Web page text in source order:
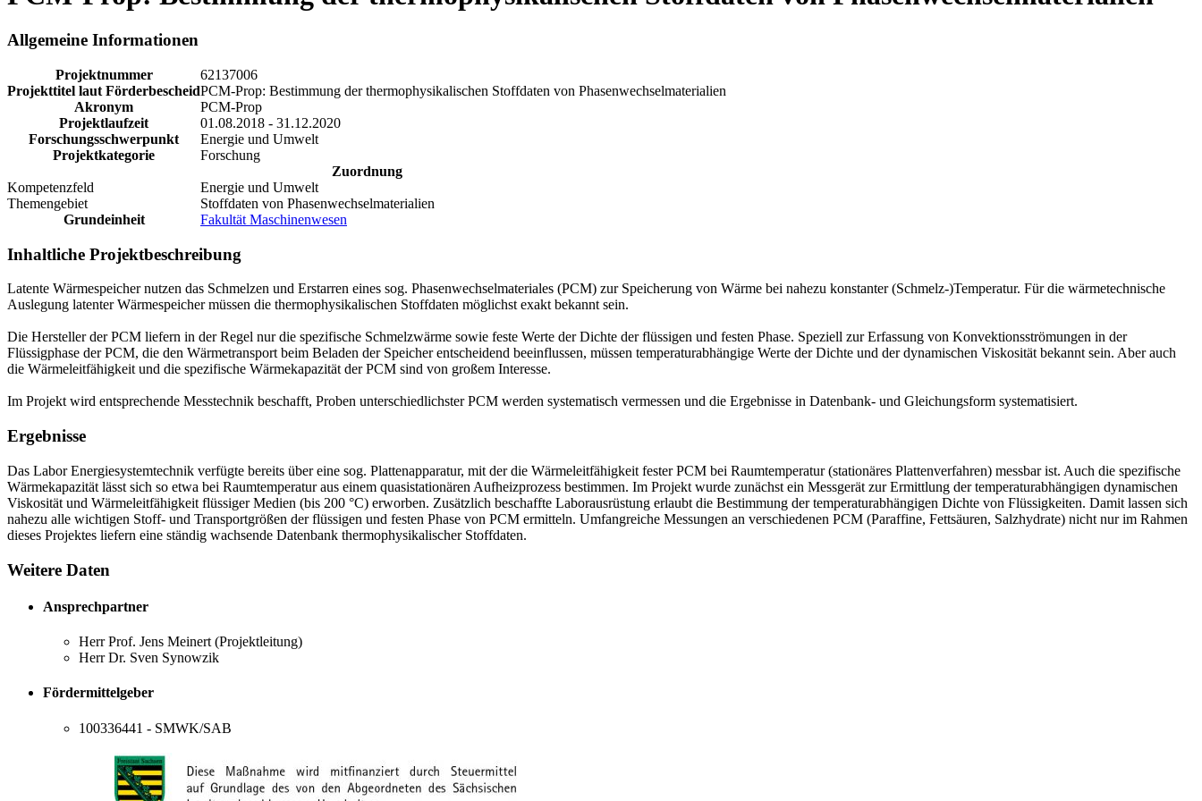
Allgemeine Informationen
Projektnummer
62137006
Projekttitel laut FörderbescheidPCM-Prop: Bestimmung der thermophysikalischen Stoffdaten von Phasenwechselmaterialien
Akronym
PCM-Prop
Projektlaufzeit
01.08.2018 - 31.12.2020
Forschungsschwerpunkt
Energie und Umwelt
Projektkategorie
Forschung
Zuordnung
Kompetenzfeld
Energie und Umwelt
Themengebiet
Stoffdaten von Phasenwechselmaterialien
Grundeinheit
Fakultät Maschinenwesen
Inhaltliche Projektbeschreibung
Latente Wärmespeicher nutzen das Schmelzen und Erstarren eines sog. Phasenwechselmateriales (PCM) zur Speicherung von Wärme bei nahezu konstanter (Schmelz-)Temperatur. Für die wärmetechnische
Auslegung latenter Wärmespeicher müssen die thermophysikalischen Stoffdaten möglichst exakt bekannt sein.
Die Hersteller der PCM liefern in der Regel nur die spezifische Schmelzwärme sowie feste Werte der Dichte der flüssigen und festen Phase. Speziell zur Erfassung von Konvektionsströmungen in der
Flüssigphase der PCM, die den Wärmetransport beim Beladen der Speicher entscheidend beeinflussen, müssen temperaturabhängige Werte der Dichte und der dynamischen Viskosität bekannt sein. Aber auch
die Wärmeleitfähigkeit und die spezifische Wärmekapazität der PCM sind von großem Interesse.
Im Projekt wird entsprechende Messtechnik beschafft, Proben unterschiedlichster PCM werden systematisch vermessen und die Ergebnisse in Datenbank- und Gleichungsform systematisiert.
Ergebnisse
Das Labor Energiesystemtechnik verfügte bereits über eine sog. Plattenapparatur, mit der die Wärmeleitfähigkeit fester PCM bei Raumtemperatur (stationäres Plattenverfahren) messbar ist. Auch die spezifische
Wärmekapazität lässt sich so etwa bei Raumtemperatur aus einem quasistationären Aufheizprozess bestimmen. Im Projekt wurde zunächst ein Messgerät zur Ermittlung der temperaturabhängigen dynamischen
Viskosität und Wärmeleitfähigkeit flüssiger Medien (bis 200 °C) erworben. Zusätzlich beschaffte Laborausrüstung erlaubt die Bestimmung der temperaturabhängigen Dichte von Flüssigkeiten. Damit lassen sich
nahezu alle wichtigen Stoff- und Transportgrößen der flüssigen und festen Phase von PCM ermitteln. Umfangreiche Messungen an verschiedenen PCM (Paraffine, Fettsäuren, Salzhydrate) nicht nur im Rahmen
dieses Projektes liefern eine ständig wachsende Datenbank thermophysikalischer Stoffdaten.
Weitere Daten
Ansprechpartner
Herr Prof. Jens Meinert (Projektleitung)
Herr Dr. Sven Synowzik
Fördermittelgeber
100336441 - SMWK/SAB